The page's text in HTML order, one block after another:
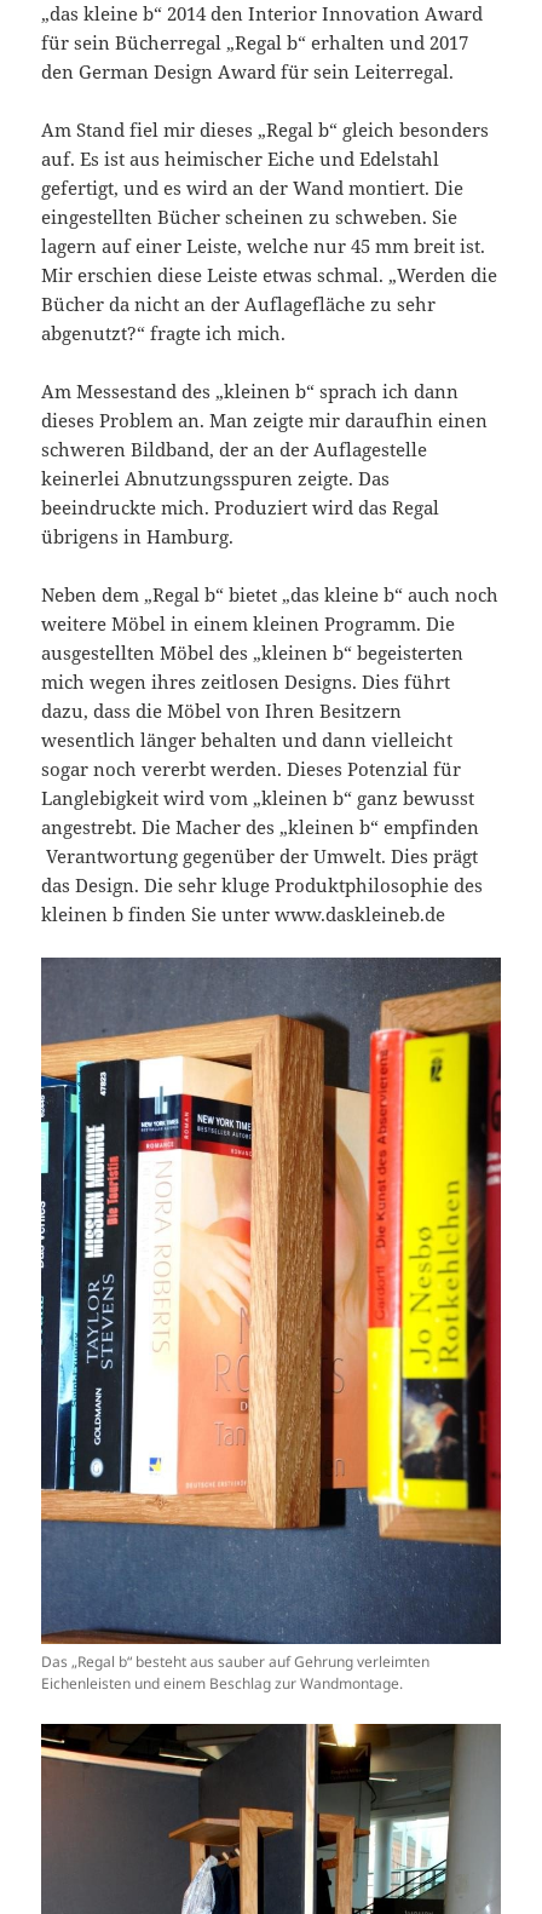
„das kleine b“ 2014 den Interior Innovation Award
für sein Bücherregal „Regal b“ erhalten und 2017
den German Design Award für sein Leiterregal.
Am Stand fiel mir dieses „Regal b“ gleich besonders
auf. Es ist aus heimischer Eiche und Edelstahl
gefertigt, und es wird an der Wand montiert. Die
eingestellten Bücher scheinen zu schweben. Sie
lagern auf einer Leiste, welche nur 45 mm breit ist.
Mir erschien diese Leiste etwas schmal. „Werden die
Bücher da nicht an der Auflagefläche zu sehr
abgenutzt?“ fragte ich mich.
Am Messestand des „kleinen b“ sprach ich dann
dieses Problem an. Man zeigte mir daraufhin einen
schweren Bildband, der an der Auflagestelle
keinerlei Abnutzungsspuren zeigte. Das
beeindruckte mich. Produziert wird das Regal
übrigens in Hamburg.
Neben dem „Regal b“ bietet „das kleine b“ auch noch
weitere Möbel in einem kleinen Programm. Die
ausgestellten Möbel des „kleinen b“ begeisterten
mich wegen ihres zeitlosen Designs. Dies führt
dazu, dass die Möbel von Ihren Besitzern
wesentlich länger behalten und dann vielleicht
sogar noch vererbt werden. Dieses Potenzial für
Langlebigkeit wird vom „kleinen b“ ganz bewusst
angestrebt. Die Macher des „kleinen b“ empfinden
Verantwortung gegenüber der Umwelt. Dies prägt
das Design. Die sehr kluge Produktphilosophie des
kleinen b finden Sie unter www.daskleineb.de
Das „Regal b“ besteht aus sauber auf Gehrung verleimten
Eichenleisten und einem Beschlag zur Wandmontage.